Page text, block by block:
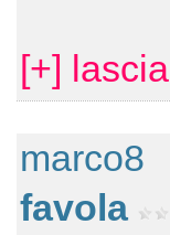
[+]
marco8
favola